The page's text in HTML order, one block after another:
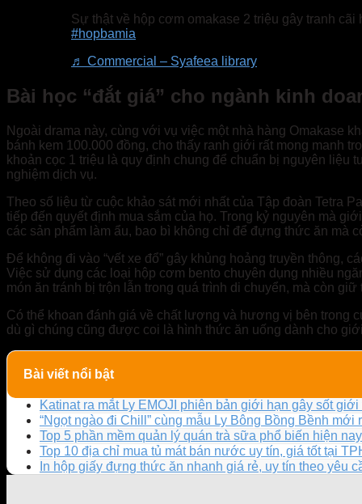
Sự thật về hộp cơm omakase 2 triệu gây tranh cãi
#hopbamia
♬ Commercial – Syafeea library
Bài học “đắt giá” cho ngành kinh
Ngoài drama này, cùng với vụ việc một nhà hàng Omakase
bánh kem 100.000 đồng, cho thấy ranh giới rất mong manh
khoản cọc 1 triệu là quy định chung để chuẩn bị nguyên
nghiệm dịch vụ.
Theo số liệu từ cuộc khảo sát mới nhất của Tập đoàn Tetra
tiếp đến quyết định mua sắm của họ. Trong kỷ nguyên mà
các sản phẩm làm ẩu, bao bì không chỉ để đựng thức ăn mà
Để không đi vào “vết xe đổ” gây khủng hoảng truyền thông,
Việc sử dụng các loại hộp cơm bento chuyên dụng nhiều
món ăn tránh bị trộn lẫn trong quá trình di chuyển, mà còn
Có thể khoan đánh giá về chất lượng và hương vị bên trong
dù gì chúng cũng được coi là hình thức ăn uống dành cho
Bài viết nổi bật
Katinat ra mắt Ly EMOJI phiên bản giới hạn gây sốt giới
“Ngọt ngào đi Chill” cùng mẫu Ly Bông Bồng Bềnh mới
Top 5 phần mềm quản lý quán trà sữa phổ biến hiện nay
Top 10 địa chỉ mua tủ mát bán nước uy tín, giá tốt tại
In hộp giấy đựng thức ăn nhanh giá rẻ, uy tín theo yêu